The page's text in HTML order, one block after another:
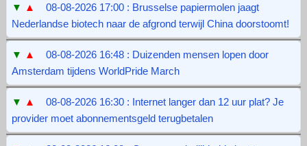
▼ ▲
08-08-2026 17:00 : Brusselse papiermolen jaagt
Nederlandse biotech naar de afgrond terwijl China doorstoomt!
▼ ▲
08-08-2026 16:48 : Duizenden mensen lopen door
Amsterdam tijdens WorldPride March
▼ ▲
08-08-2026 16:30 : Internet langer dan 12 uur plat? Je
provider moet abonnementsgeld terugbetalen